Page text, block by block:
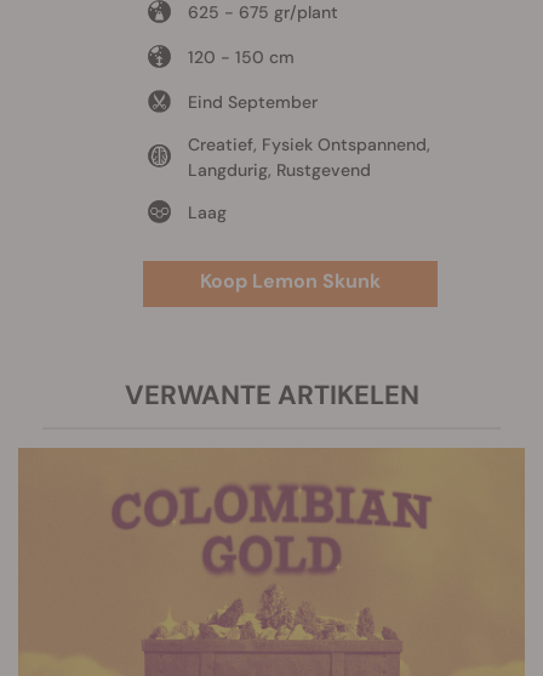
625 - 675 gr/plant
120 - 150 cm
Eind September
Creatief, Fysiek Ontspannend,
Langdurig, Rustgevend
Laag
Koop Lemon Skunk
VERWANTE ARTIKELEN